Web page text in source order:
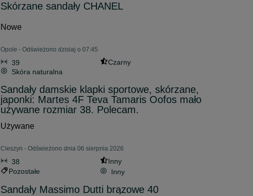
Skórzane sandały CHANEL
Nowe
Opole - Odświeżono dzisiaj o 07:45
39
Czarny
Skóra naturalna
Sandały damskie klapki sportowe, skórzane,
japonki: Martes 4F Teva Tamaris Oofos mało
używane rozmiar 38. Polecam.
Używane
Cieszyn - Odświeżono dnia 06 sierpnia 2026
38
Inny
Pozostałe
Inny
Sandały Massimo Dutti brązowe 40